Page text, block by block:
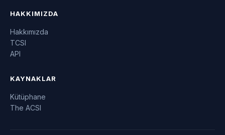
HAKKIMIZDA
Hakkımızda
TCSI
API
KAYNAKLAR
Kütüphane
The ACSI